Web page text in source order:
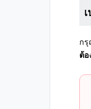
ก
ต้อ